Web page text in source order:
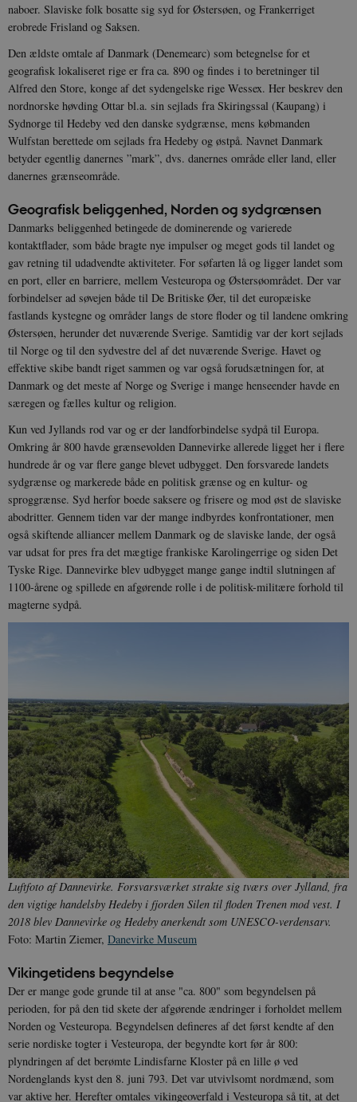
naboer. Slaviske folk bosatte sig syd for Østersøen, og Frankerriget
erobrede Frisland og Saksen.
Den ældste omtale af Danmark (Denemearc) som betegnelse for et
geografisk lokaliseret rige er fra ca. 890 og findes i to beretninger til
Alfred den Store, konge af det sydengelske rige Wessex. Her beskrev den
nordnorske høvding Ottar bl.a. sin sejlads fra Skiringssal (Kaupang) i
Sydnorge til Hedeby ved den danske sydgrænse, mens købmanden
Wulfstan berettede om sejlads fra Hedeby og østpå. Navnet Danmark
betyder egentlig danernes ”mark”, dvs. danernes område eller land, eller
danernes grænseområde.
Geografisk beliggenhed, Norden og sydgrænsen
Danmarks beliggenhed betingede de dominerende og varierede
kontaktflader, som både bragte nye impulser og meget gods til landet og
gav retning til udadvendte aktiviteter. For søfarten lå og ligger landet som
en port, eller en barriere, mellem Vesteuropa og Østersøområdet. Der var
forbindelser ad søvejen både til De Britiske Øer, til det europæiske
fastlands kystegne og områder langs de store floder og til landene omkring
Østersøen, herunder det nuværende Sverige. Samtidig var der kort sejlads
til Norge og til den sydvestre del af det nuværende Sverige. Havet og
effektive skibe bandt riget sammen og var også forudsætningen for, at
Danmark og det meste af Norge og Sverige i mange henseender havde en
særegen og fælles kultur og religion.
Kun ved Jyllands rod var og er der landforbindelse sydpå til Europa.
Omkring år 800 havde grænsevolden Dannevirke allerede ligget her i flere
hundrede år og var flere gange blevet udbygget. Den forsvarede landets
sydgrænse og markerede både en politisk grænse og en kultur- og
sproggrænse. Syd herfor boede saksere og frisere og mod øst de slaviske
abodritter. Gennem tiden var der mange indbyrdes konfrontationer, men
også skiftende alliancer mellem Danmark og de slaviske lande, der også
var udsat for pres fra det mægtige frankiske Karolingerrige og siden Det
Tyske Rige. Dannevirke blev udbygget mange gange indtil slutningen af
1100-årene og spillede en afgørende rolle i de politisk-militære forhold til
magterne sydpå.
Luftfoto af Dannevirke. Forsvarsværket strakte sig tværs over Jylland, fra
den vigtige handelsby Hedeby i fjorden Silen til floden Trenen mod vest. I
2018 blev Dannevirke og Hedeby anerkendt som UNESCO-verdensarv.
Foto: Martin Ziemer, Danevirke Museum
Vikingetidens begyndelse
Der er mange gode grunde til at anse "ca. 800" som begyndelsen på
perioden, for på den tid skete der afgørende ændringer i forholdet mellem
Norden og Vesteuropa. Begyndelsen defineres af det først kendte af den
serie nordiske togter i Vesteuropa, der begyndte kort før år 800:
plyndringen af det berømte Lindisfarne Kloster på en lille ø ved
Nordenglands kyst den 8. juni 793. Det var utvivlsomt nordmænd, som
var aktive her. Herefter omtales vikingeoverfald i Vesteuropa så tit, at det